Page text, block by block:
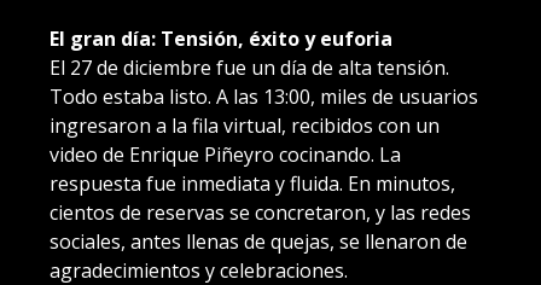
El gran día: Tensión, éxito y euforia
El 27 de diciembre fue un día de alta tensión.
Todo estaba listo. A las 13:00, miles de usuarios
ingresaron a la fila virtual, recibidos con un
video de Enrique Piñeyro cocinando. La
respuesta fue inmediata y fluida. En minutos,
cientos de reservas se concretaron, y las redes
sociales, antes llenas de quejas, se llenaron de
agradecimientos y celebraciones.